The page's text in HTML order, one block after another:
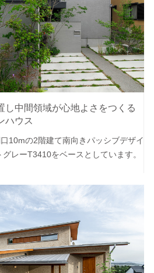
し中間領域が心地よさをつくる
ハウス
10mの2階建て南向きパッシブデザイ
レーT3410をベースとしています。